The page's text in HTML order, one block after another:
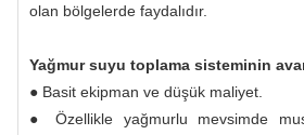
olan bölgelerde faydalıdır.
Yağmur suyu toplama sisteminin
● Basit ekipman ve düşük maliyet.
● Özellikle yağmurlu mevsimde